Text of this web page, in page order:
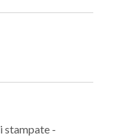
stampate -